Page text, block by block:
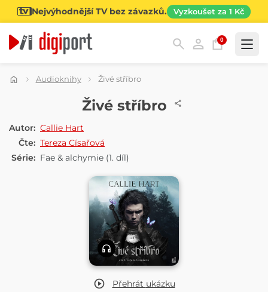
Nejvýhodnější TV bez závazků. Vyzkoušet za 1 Kč
0
Kategorie
Audioknihy Živé stříbro
Přehrát ukázku
Živé stříbro
Autor: Callie Hart
Čte: Tereza Císařová
Série: Fae & alchymie (1. díl)